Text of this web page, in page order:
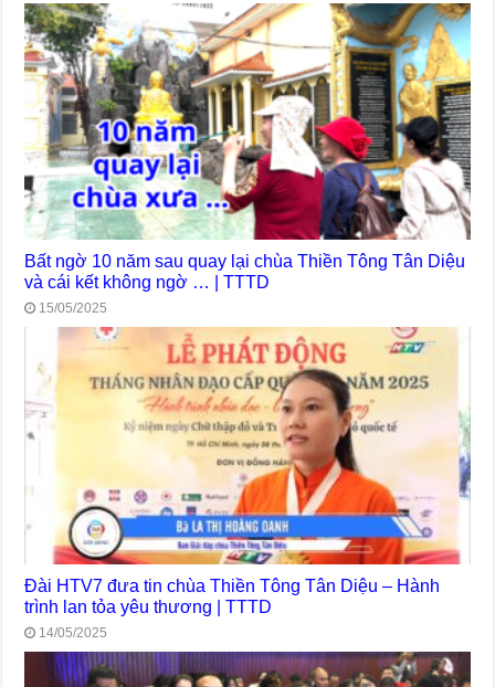
Bất ngờ 10 năm sau quay lại chùa Thiền Tông Tân Diệu
và cái kết không ngờ … | TTTD
15/05/2025
Đài HTV7 đưa tin chùa Thiền Tông Tân Diệu – Hành
trình lan tỏa yêu thương | TTTD
14/05/2025